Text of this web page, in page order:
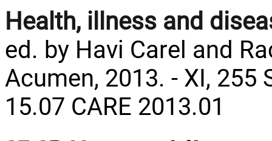
Health, illness and
ed. by Havi Carel and
Acumen, 2013. - XI, 255
15.07 CARE 2013.01